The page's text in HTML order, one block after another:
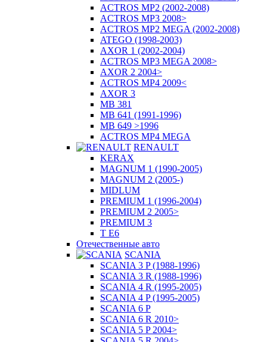
ACTROS MP2 (2002-2008)
ACTROS MP3 2008>
ACTROS MP2 MEGA (2002-2008)
ATEGO (1998-2003)
AXOR 1 (2002-2004)
ACTROS MP3 MEGA 2008>
AXOR 2 2004>
ACTROS MP4 2009<
AXOR 3
MB 381
MB 641 (1991-1996)
MB 649 >1996
ACTROS MP4 MEGA
RENAULT
KERAX
MAGNUM 1 (1990-2005)
MAGNUM 2 (2005-)
MIDLUM
PREMIUM 1 (1996-2004)
PREMIUM 2 2005>
PREMIUM 3
T E6
Отечественные авто
SCANIA
SCANIA 3 P (1988-1996)
SCANIA 3 R (1988-1996)
SCANIA 4 R (1995-2005)
SCANIA 4 P (1995-2005)
SCANIA 6 P
SCANIA 6 R 2010>
SCANIA 5 P 2004>